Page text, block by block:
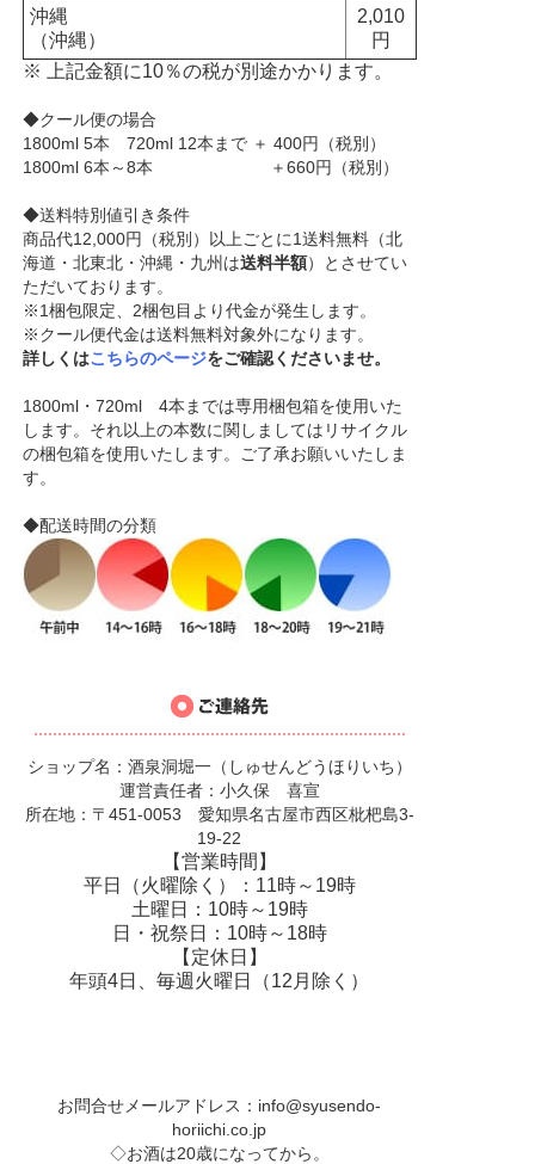
沖縄
（沖縄）
2,010
円
※ 上記金額に10％の税が別途かかります。
◆クール便の場合
1800ml 5本 720ml 12本まで ＋ 400円（税別）
1800ml 6本～8本 ＋660円（税別）
◆送料特別値引き条件
商品代12,000円（税別）以上ごとに1送料無料（北
海道・北東北・沖縄・九州は送料半額）とさせてい
ただいております。
※1梱包限定、2梱包目より代金が発生します。
※クール便代金は送料無料対象外になります。
詳しくはこちらのページをご確認くださいませ。
1800ml・720ml 4本までは専用梱包箱を使用いた
します。それ以上の本数に関しましてはリサイクル
の梱包箱を使用いたします。ご了承お願いいたしま
す。
◆配送時間の分類
ショップ名：酒泉洞堀一（しゅせんどうほりいち）
運営責任者：小久保 喜宣
所在地：〒451-0053 愛知県名古屋市西区枇杷島3-
19-22
【営業時間】
平日（火曜除く）：11時～19時
土曜日：10時～19時
日・祝祭日：10時～18時
【定休日】
年頭4日、毎週火曜日（12月除く）
お問合せメールアドレス： info@syusendo-
horiichi.co.jp
◇お酒は20歳になってから。